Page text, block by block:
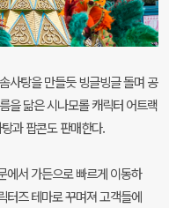
사탕을 만들듯 빙글빙글 돌며 공
을 닮은 시나모롤 캐릭터 어트랙
과 팝콘도 판매한다.
에서 가든으로 빠르게 이동하
터즈 테마로 꾸며져 고객들에